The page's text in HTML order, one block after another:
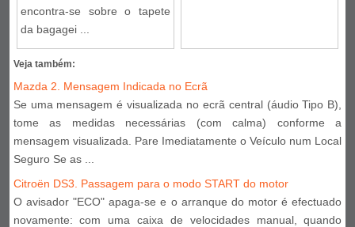
encontra-se sobre o tapete
da bagagei ...
Veja também:
Mazda 2. Mensagem Indicada no Ecrã
Se uma mensagem é visualizada no ecrã central (áudio Tipo B),
tome as medidas necessárias (com calma) conforme a
mensagem visualizada. Pare Imediatamente o Veículo num Local
Seguro Se as ...
Citroën DS3. Passagem para o modo START do motor
O avisador "ECO" apaga-se e o arranque do motor é efectuado
novamente: com uma caixa de velocidades manual, quando